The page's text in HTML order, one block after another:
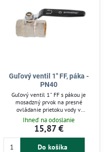
Guľový ventil 1" FF, páka -
PN40
Guľový ventil 1" FF s pákou je
mosadzný prvok na presné
ovládanie prietoku vody v
závlahových systémoch.
Zabezpečuje rýchle a tesné
uzatvorenie bez kvapkania pri tlaku
až 40 bar. Vhodný pre domáce i
priemyselné použitie, odolný voči
Ihneď na odoslanie
15,87 €
Do košíka